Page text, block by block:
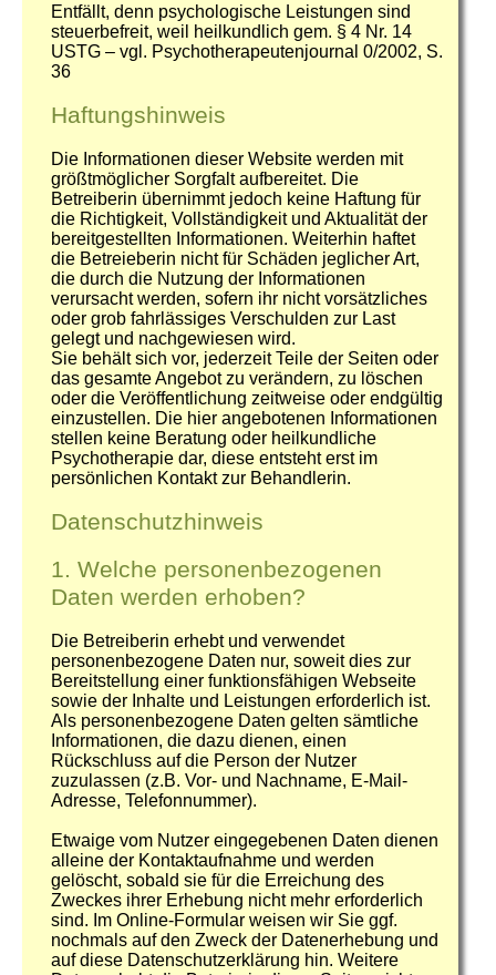
Entfällt, denn psychologische Leistungen sind
steuerbefreit, weil heilkundlich gem. § 4 Nr. 14
USTG – vgl. Psychotherapeutenjournal 0/2002, S.
36
Haftungshinweis
Die Informationen dieser Website werden mit
größtmöglicher Sorgfalt aufbereitet. Die
Betreiberin übernimmt jedoch keine Haftung für
die Richtigkeit, Vollständigkeit und Aktualität der
bereitgestellten Informationen. Weiterhin haftet
die Betreieberin nicht für Schäden jeglicher Art,
die durch die Nutzung der Informationen
verursacht werden, sofern ihr nicht vorsätzliches
oder grob fahrlässiges Verschulden zur Last
gelegt und nachgewiesen wird.
Sie behält sich vor, jederzeit Teile der Seiten oder
das gesamte Angebot zu verändern, zu löschen
oder die Veröffentlichung zeitweise oder endgültig
einzustellen. Die hier angebotenen Informationen
stellen keine Beratung oder heilkundliche
Psychotherapie dar, diese entsteht erst im
persönlichen Kontakt zur Behandlerin.
Datenschutzhinweis
1. Welche personenbezogenen
Daten werden erhoben?
Die Betreiberin erhebt und verwendet
personenbezogene Daten nur, soweit dies zur
Bereitstellung einer funktionsfähigen Webseite
sowie der Inhalte und Leistungen erforderlich ist.
Als personenbezogene Daten gelten sämtliche
Informationen, die dazu dienen, einen
Rückschluss auf die Person der Nutzer
zuzulassen (z.B. Vor- und Nachname, E-Mail-
Adresse, Telefonnummer).
Etwaige vom Nutzer eingegebenen Daten dienen
alleine der Kontaktaufnahme und werden
gelöscht, sobald sie für die Erreichung des
Zweckes ihrer Erhebung nicht mehr erforderlich
sind. Im Online-Formular weisen wir Sie ggf.
nochmals auf den Zweck der Datenerhebung und
auf diese Datenschutzerklärung hin. Weitere